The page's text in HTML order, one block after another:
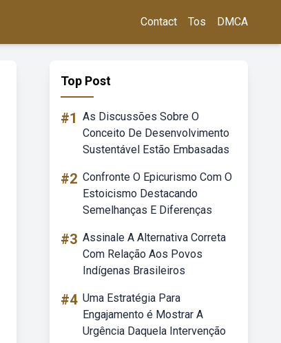
Contact Tos DMCA
Top Post
#1 As Discussões Sobre O
Conceito De Desenvolvimento
Sustentável Estão Embasadas
#2 Confronte O Epicurismo Com O
Estoicismo Destacando
Semelhanças E Diferenças
#3 Assinale A Alternativa Correta
Com Relação Aos Povos
Indígenas Brasileiros
#4 Uma Estratégia Para
Engajamento é Mostrar A
Urgência Daquela Intervenção